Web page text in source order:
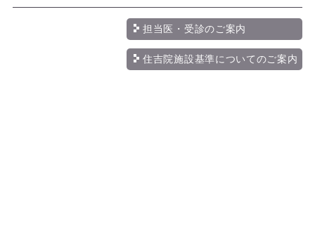
担当医・受診のご案内
住吉院施設基準についてのご案内